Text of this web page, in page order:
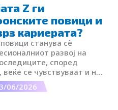
Z ги
повици и
кариерата?
станува сè
развој на
според
се чувствуваат и на
06/2026